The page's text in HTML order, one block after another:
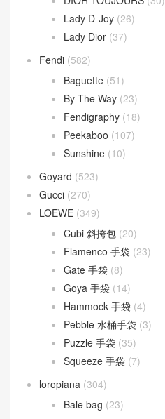
Lady D-Joy (26)
Lady Dior (37)
Fendi (582)
Baguette (51)
By The Way (23)
Fendigraphy (18)
Peekaboo (107)
Sunshine (10)
Goyard (523)
Gucci (270)
LOEWE (349)
Cubi 斜挎包 (20)
Flamenco 手袋 (23)
Gate 手袋 (8)
Goya 手袋 (14)
Hammock 手袋 (4)
Pebble 水桶手袋 (3)
Puzzle 手袋 (35)
Squeeze 手袋 (7)
loropiana (304)
Bale bag (23)